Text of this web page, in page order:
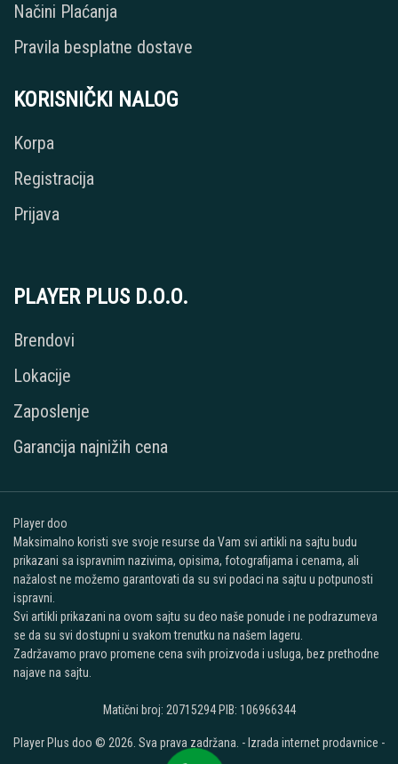
Načini Plaćanja
Pravila besplatne dostave
KORISNIČKI NALOG
Korpa
Registracija
Prijava
PLAYER PLUS D.O.O.
Brendovi
Lokacije
Zaposlenje
Garancija najnižih cena
Player doo
Maksimalno koristi sve svoje resurse da Vam svi artikli na sajtu budu
prikazani sa ispravnim nazivima, opisima, fotografijama i cenama, ali
nažalost ne možemo garantovati da su svi podaci na sajtu u potpunosti
ispravni.
Svi artikli prikazani na ovom sajtu su deo naše ponude i ne podrazumeva
se da su svi dostupni u svakom trenutku na našem lageru.
Zadržavamo pravo promene cena svih proizvoda i usluga, bez prethodne
najave na sajtu.
Matični broj: 20715294 PIB: 106966344
Player Plus doo © 2026. Sva prava zadržana. - Izrada internet prodavnice -